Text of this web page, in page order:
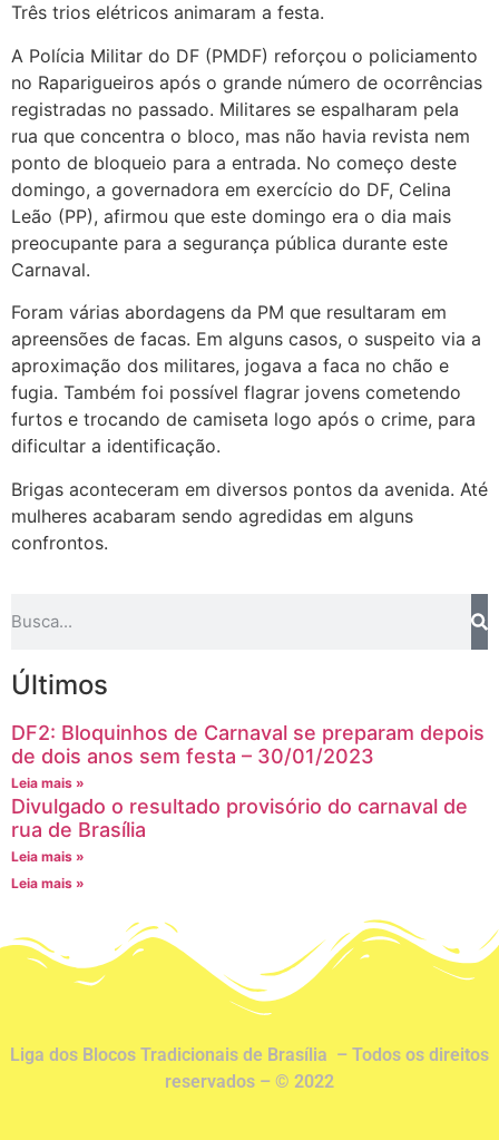
Três trios elétricos animaram a festa.
A Polícia Militar do DF (PMDF) reforçou o policiamento
no Raparigueiros após o grande número de ocorrências
registradas no passado. Militares se espalharam pela
rua que concentra o bloco, mas não havia revista nem
ponto de bloqueio para a entrada. No começo deste
domingo, a governadora em exercício do DF, Celina
Leão (PP), afirmou que este domingo era o dia mais
preocupante para a segurança pública durante este
Carnaval.
Foram várias abordagens da PM que resultaram em
apreensões de facas. Em alguns casos, o suspeito via a
aproximação dos militares, jogava a faca no chão e
fugia. Também foi possível flagrar jovens cometendo
furtos e trocando de camiseta logo após o crime, para
dificultar a identificação.
Brigas aconteceram em diversos pontos da avenida. Até
mulheres acabaram sendo agredidas em alguns
confrontos.
Últimos
DF2: Bloquinhos de Carnaval se preparam depois
de dois anos sem festa – 30/01/2023
Leia mais »
Divulgado o resultado provisório do carnaval de
rua de Brasília
Leia mais »
Leia mais »
Liga dos Blocos Tradicionais de Brasília – Todos os direitos
reservados – © 2022